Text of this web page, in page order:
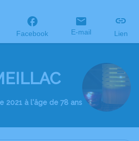
Facebook E-mail Lien
2021 à l'âge de 78 ans